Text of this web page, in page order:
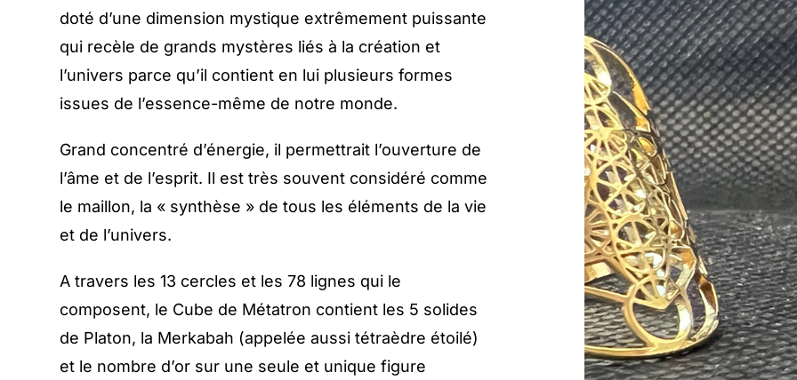
doté d’une dimension mystique extrêmement puissante
qui recèle de grands mystères liés à la création et
l’univers parce qu’il contient en lui plusieurs formes
issues de l’essence-même de notre monde.
Grand concentré d’énergie, il permettrait l’ouverture de
l’âme et de l’esprit. Il est très souvent considéré comme
le maillon, la « synthèse » de tous les éléments de la vie
et de l’univers.
A travers les 13 cercles et les 78 lignes qui le
composent, le Cube de Métatron contient les 5 solides
de Platon, la Merkabah (appelée aussi tétraèdre étoilé)
et le nombre d’or sur une seule et unique figure